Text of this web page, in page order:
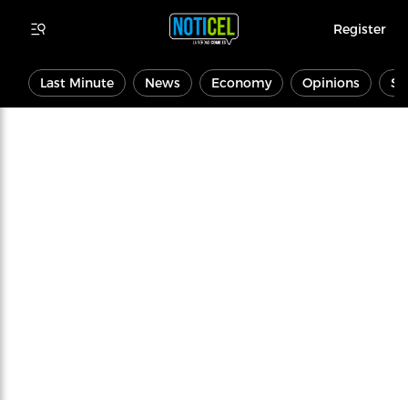
Register
Last Minute News Economy Opinions